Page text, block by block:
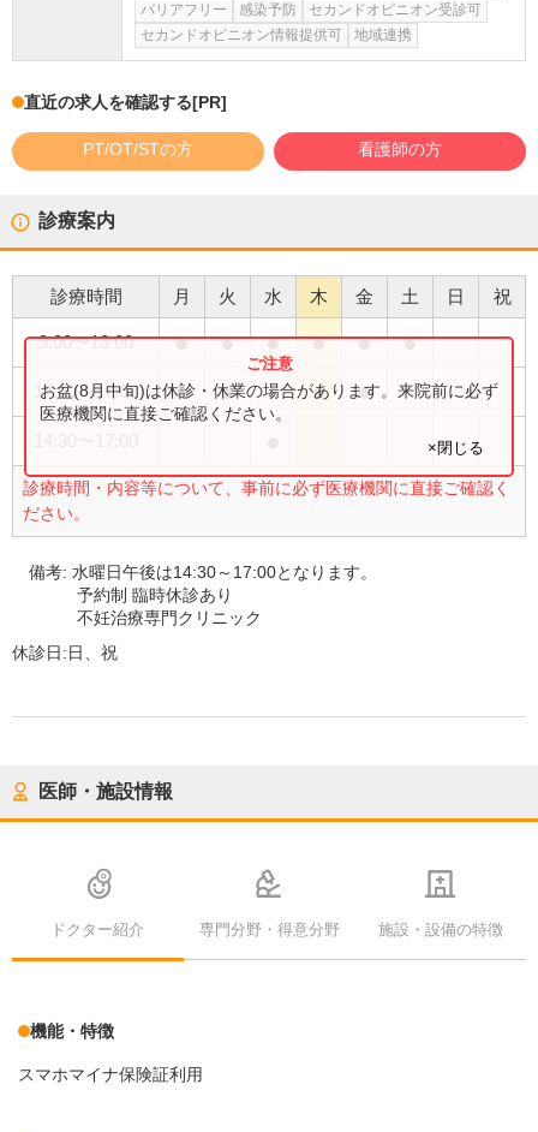
バリアフリー
感染予防
セカンドオピニオン受診可
セカンドオピニオン情報提供可
地域連携
直近の求人を確認する[PR]
PT/OT/STの方 看護師の方
診療案内
診療時間 月 火 水 木 金 土 日 祝
9:00〜13:00 ● ● ● ● ● ●
14:00〜17:00 ● ● ● ●
診療時間・内容等について、事前に必ず医療機関に直接ご確認く
ださい。
お盆(8月中旬)は休診・休業の場合があります。来院前に必ず
医療機関に直接ご確認ください。
×閉じる
備考:水曜日午後は14:30～17:00となります。
予約制 臨時休診あり
不妊治療専門クリニック
休診日:日、祝
医師・施設情報
ドクター紹介 専門分野・得意分野 施設・設備の特徴
機能・特徴
スマホマイナ保険証利用